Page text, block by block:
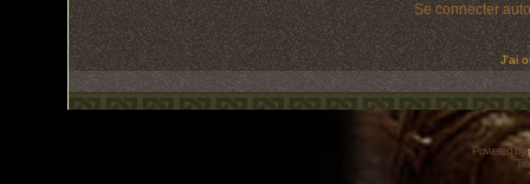
Se connecter
J'ai
Powered by